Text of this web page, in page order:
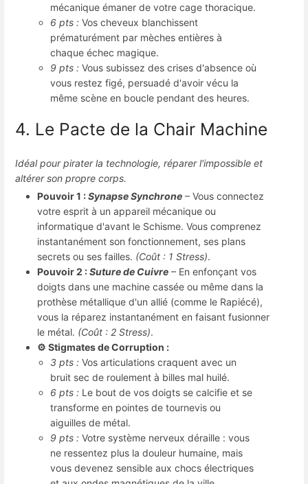
mécanique émaner de votre cage thoracique.
6 pts : Vos cheveux blanchissent
prématurément par mèches entières à
chaque échec magique.
9 pts : Vous subissez des crises d'absence où
vous restez figé, persuadé d'avoir vécu la
même scène en boucle pendant des heures.
4. Le Pacte de la Chair Machine
Idéal pour pirater la technologie, réparer l'impossible et
altérer son propre corps.
Pouvoir 1 :Synapse Synchrone – Vous connectez
votre esprit à un appareil mécanique ou
informatique d'avant le Schisme. Vous comprenez
instantanément son fonctionnement, ses plans
secrets ou ses failles. (Coût : 1 Stress).
Pouvoir 2 :Suture de Cuivre – En enfonçant vos
doigts dans une machine cassée ou même dans la
prothèse métallique d'un allié (comme le Rapiécé),
vous la réparez instantanément en faisant fusionner
le métal. (Coût : 2 Stress).
⚙️ Stigmates de Corruption :
3 pts : Vos articulations craquent avec un
bruit sec de roulement à billes mal huilé.
6 pts : Le bout de vos doigts se calcifie et se
transforme en pointes de tournevis ou
aiguilles de métal.
9 pts : Votre système nerveux déraille : vous
ne ressentez plus la douleur humaine, mais
vous devenez sensible aux chocs électriques